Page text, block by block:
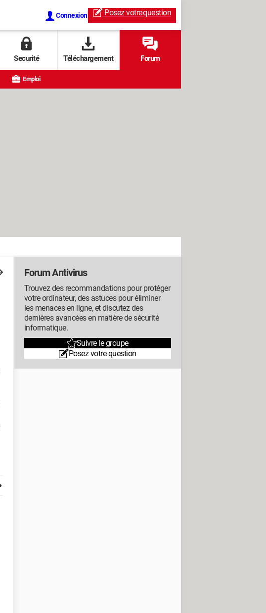
Connexion Posez votrequestion
Securité Téléchargement Forum
Emploi
Forum Antivirus
Trouvez des recommandations pour protéger
votre ordinateur, des astuces pour éliminer
les menaces en ligne, et discutez des
dernières avancées en matière de sécurité
informatique.
Suivre le groupe
Posez votre question